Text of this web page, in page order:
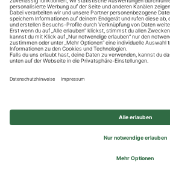
Impressum
Privatsphäre-
© 2026 REWE Group - All